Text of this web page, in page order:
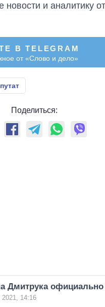
и аналитику
В TELEGRAM
от «Слово и дело»
Поделиться:
Дмитрука
2021, 14:16